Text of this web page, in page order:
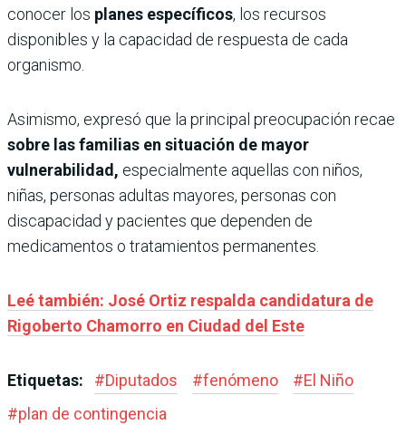
conocer los planes específicos, los recursos
disponibles y la capacidad de respuesta de cada
organismo.
Asimismo, expresó que la principal preocupación recae
sobre las familias en situación de mayor
vulnerabilidad, especialmente aquellas con niños,
niñas, personas adultas mayores, personas con
discapacidad y pacientes que dependen de
medicamentos o tratamientos permanentes.
Leé también: José Ortiz respalda candidatura de
Rigoberto Chamorro en Ciudad del Este
Etiquetas: #Diputados #fenómeno #El Niño
#plan de contingencia